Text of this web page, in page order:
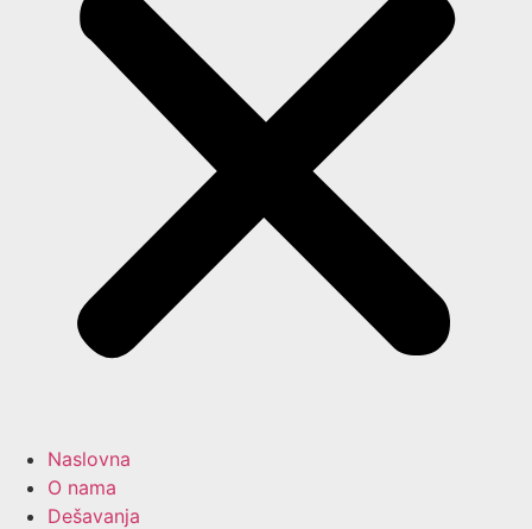
Naslovna
O nama
Dešavanja